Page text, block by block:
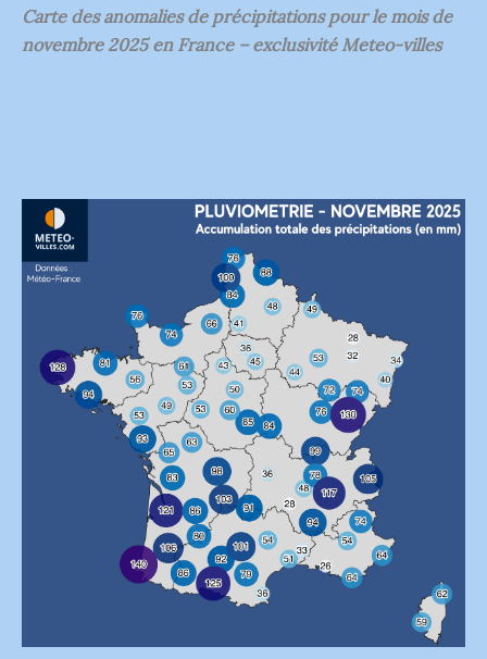
Carte des anomalies de précipitations pour le mois de
novembre 2025 en France – exclusivité Meteo-villes